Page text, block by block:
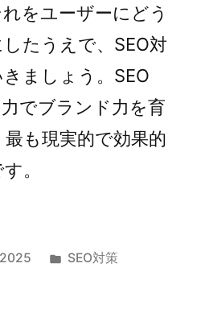
をユーザーにどう
たうえで、SEO対
ましょう。SEO
でブランド力を育
も現実的で効果的
。
2025
カ
SEO対策